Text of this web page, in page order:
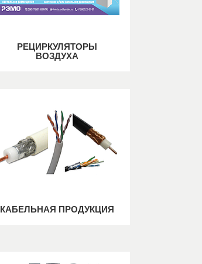
РЕЦИРКУЛЯТОРЫ
ВОЗДУХА
КАБЕЛЬНАЯ ПРОДУКЦИЯ